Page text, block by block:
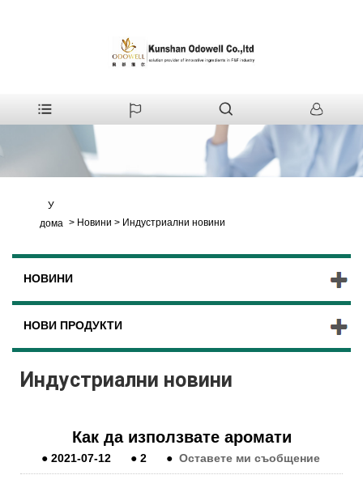
У
дома > Новини > Индустриални новини
НОВИНИ
НОВИ ПРОДУКТИ
Индустриални новини
Как да използвате аромати
●2021-07-12 ●2 ● Оставете ми съобщение